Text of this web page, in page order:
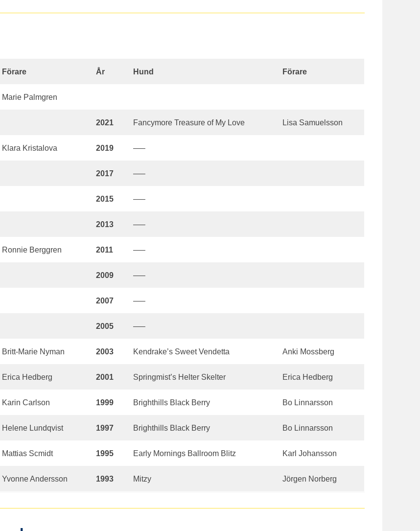
Förare År Hund Förare
Marie Palmgren
2021 Fancymore Treasure of My Love Lisa Samuelsson
Klara Kristalova 2019 —–
2017 —–
2015 —–
2013 —–
Ronnie Berggren 2011 —–
2009 —–
2007 —–
2005 —–
Britt-Marie Nyman 2003 Kendrake’s Sweet Vendetta Anki Mossberg
Erica Hedberg 2001 Springmist’s Helter Skelter Erica Hedberg
Karin Carlson 1999 Brighthills Black Berry Bo Linnarsson
Helene Lundqvist 1997 Brighthills Black Berry Bo Linnarsson
Mattias Scmidt 1995 Early Mornings Ballroom Blitz Karl Johansson
Yvonne Andersson 1993 Mitzy Jörgen Norberg